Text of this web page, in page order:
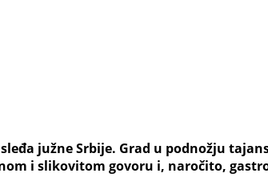
južne Srbije. Grad u podnožju
i slikovitom govoru i, naročito,